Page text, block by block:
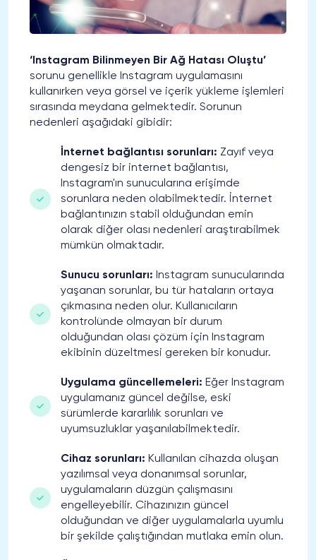
‘Instagram Bilinmeyen Bir Ağ Hatası Oluştu’
sorunu genellikle Instagram uygulamasını
kullanırken veya görsel ve içerik yükleme işlemleri
sırasında meydana gelmektedir. Sorunun
nedenleri aşağıdaki gibidir:
İnternet bağlantısı sorunları: Zayıf veya
dengesiz bir internet bağlantısı,
Instagram'ın sunucularına erişimde
sorunlara neden olabilmektedir. İnternet
bağlantınızın stabil olduğundan emin
olarak diğer olası nedenleri araştırabilmek
mümkün olmaktadır.
Sunucu sorunları: Instagram sunucularında
yaşanan sorunlar, bu tür hataların ortaya
çıkmasına neden olur. Kullanıcıların
kontrolünde olmayan bir durum
olduğundan olası çözüm için Instagram
ekibinin düzeltmesi gereken bir konudur.
Uygulama güncellemeleri: Eğer Instagram
uygulamanız güncel değilse, eski
sürümlerde kararlılık sorunları ve
uyumsuzluklar yaşanılabilmektedir.
Cihaz sorunları: Kullanılan cihazda oluşan
yazılımsal veya donanımsal sorunlar,
uygulamaların düzgün çalışmasını
engelleyebilir. Cihazınızın güncel
olduğundan ve diğer uygulamalarla uyumlu
bir şekilde çalıştığından mutlaka emin olun.